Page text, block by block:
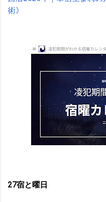
術》
27宿と曜日